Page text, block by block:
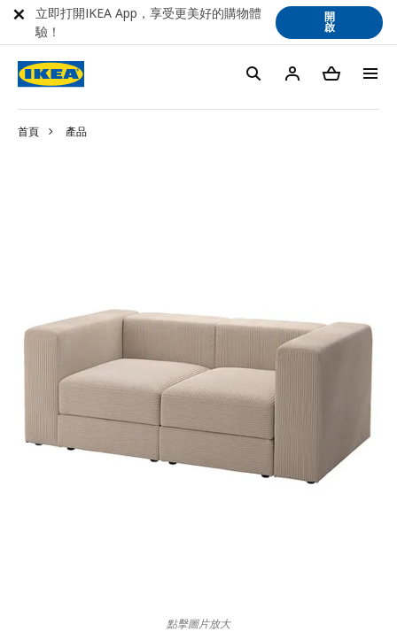
首頁 產品
點擊圖片放大
立即打開IKEA App，享受更美好的購物體
驗！
開
啟